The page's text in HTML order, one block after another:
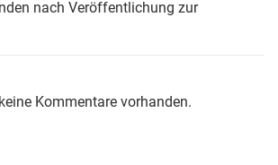
nach Veröffentlichung zur
Kommentare vorhanden.